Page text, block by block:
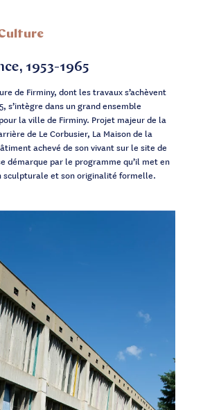
1953-1965
de Firminy, dont les travaux s’achèvent
s’intègre dans un grand ensemble
la ville de Firminy. Projet majeur de la
de Le Corbusier, La Maison de la
achevé de son vivant sur le site de
démarque par le programme qu’il met en
sculpturale et son originalité formelle.